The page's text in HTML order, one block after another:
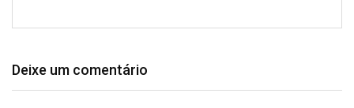
Deixe um comentário